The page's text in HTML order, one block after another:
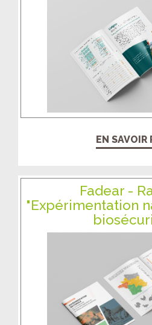
EN SAVOIR
Fadear -
"Expérimentation